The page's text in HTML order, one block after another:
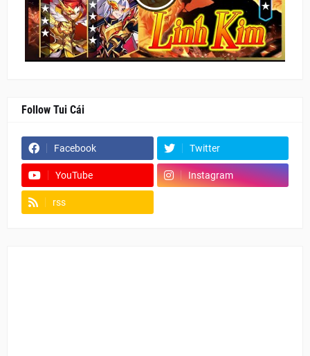
Follow Tui Cái
Facebook Twitter
YouTube Instagram
rss